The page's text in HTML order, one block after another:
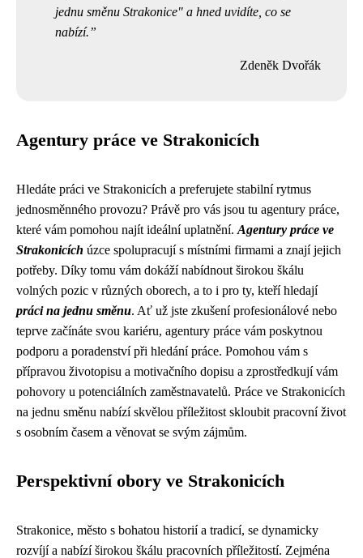
jednu směnu Strakonice" a hned uvidíte, co se
nabízí.
Zdeněk Dvořák
Agentury práce ve Strakonicích
Hledáte práci ve Strakonicích a preferujete stabilní rytmus
jednosměnného provozu? Právě pro vás jsou tu agentury práce,
které vám pomohou najít ideální uplatnění. Agentury práce ve
Strakonicích úzce spolupracují s místními firmami a znají jejich
potřeby. Díky tomu vám dokáží nabídnout širokou škálu
volných pozic v různých oborech, a to i pro ty, kteří hledají
práci na jednu směnu. Ať už jste zkušení profesionálové nebo
teprve začínáte svou kariéru, agentury práce vám poskytnou
podporu a poradenství při hledání práce. Pomohou vám s
přípravou životopisu a motivačního dopisu a zprostředkují vám
pohovory u potenciálních zaměstnavatelů. Práce ve Strakonicích
na jednu směnu nabízí skvělou příležitost skloubit pracovní život
s osobním časem a věnovat se svým zájmům.
Perspektivní obory ve Strakonicích
Strakonice, město s bohatou historií a tradicí, se dynamicky
rozvíjí a nabízí širokou škálu pracovních příležitostí. Zejména